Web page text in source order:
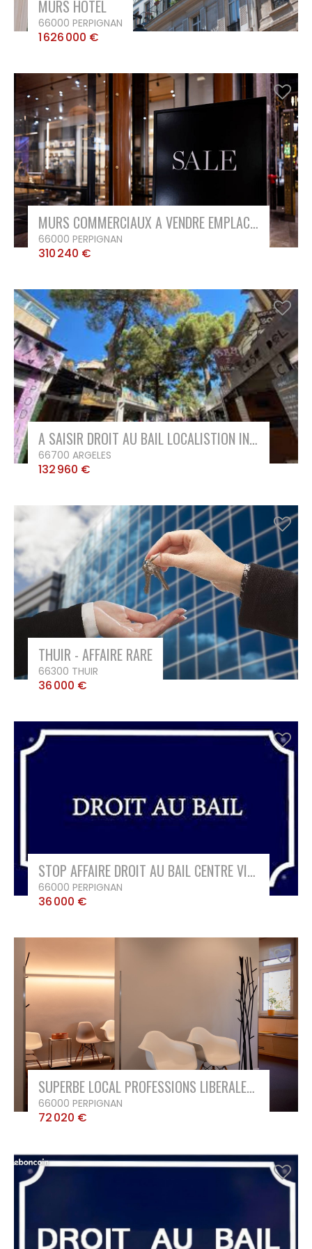
MON COMPTE
Vousfinancer Narbonne
Immo Fox
MURS HOTEL
66000 PERPIGNAN
1 626 000 €
MURS COMMERCIAUX A VENDRE EMPLACEMENT N°1
66000 PERPIGNAN
310 240 €
A SAISIR DROIT AU BAIL LOCALISTION INCONTOURNABLE !
66700 ARGELES
132 960 €
THUIR - AFFAIRE RARE
66300 THUIR
36 000 €
STOP AFFAIRE DROIT AU BAIL CENTRE VILLE PERPIGNAN
66000 PERPIGNAN
36 000 €
SUPERBE LOCAL PROFESSIONS LIBERALES BUREAUX
66000 PERPIGNAN
72 020 €